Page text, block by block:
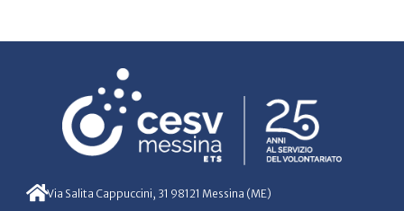
Via Salita Cappuccini, 31 98121 Messina (ME)